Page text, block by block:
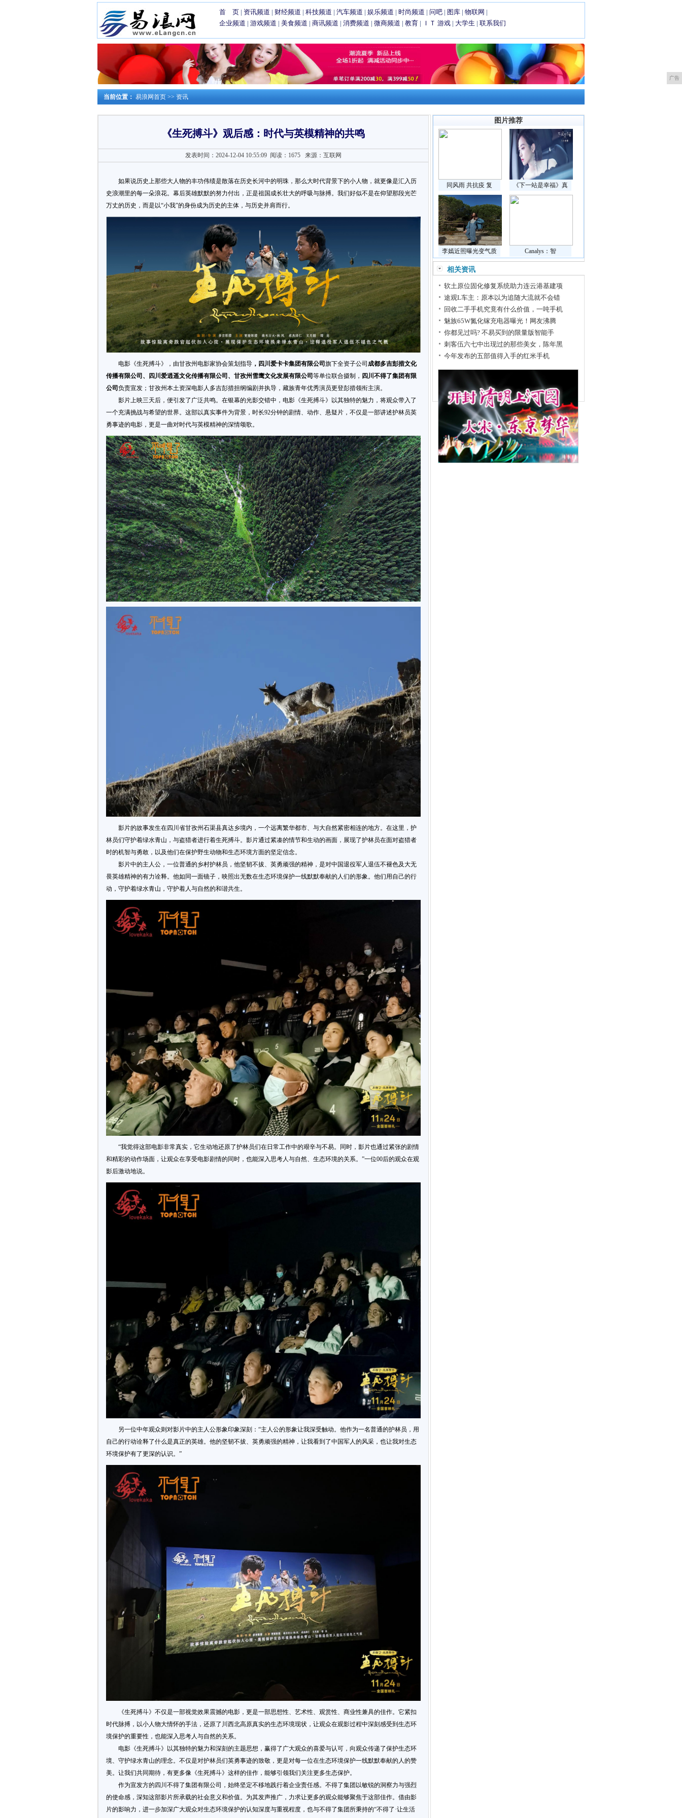
首 页 | 资讯频道 | 财经频道 | 科技频道 | 汽车频道 | 娱乐频道 | 时尚频道 | 问吧 | 图库 | 物联网 |
企业频道 | 游戏频道 | 美食频道 | 商讯频道 | 消费频道 | 微商频道 | 教育 | ＩＴ 游戏 | 大学生 | 联系我们
广告
当前位置： 易浪网首页 >> 资讯
《生死搏斗》观后感：时代与英模精神的共鸣
发表时间：2024-12-04 10:55:09 阅读：1675 来源：互联网
如果说历史上那些大人物的丰功伟绩是散落在历史长河中的明珠，那么大时代背景下的小人物，就更像是汇入历
史浪潮里的每一朵浪花。幕后英雄默默的努力付出，正是祖国成长壮大的呼吸与脉搏。我们好似不是在仰望那段光芒
万丈的历史，而是以“小我”的身份成为历史的主体，与历史并肩而行。
电影《生死搏斗》，由甘孜州电影家协会策划指导 ，四川爱卡卡集团有限公司 旗下全资子公司 成都多吉彭措文化
传播有限公司、四川爱逍遥文化传播有限公司、甘孜州雪鹰文化发展有限公司 等单位联合摄制， 四川不得了集团有限
公司 负责宣发；甘孜州本土资深电影人多吉彭措担纲编剧并执导，藏族青年优秀演员更登彭措领衔主演。
影片上映三天后，便引发了广泛共鸣。在银幕的光影交错中，电影《生死搏斗》以其独特的魅力，将观众带入了
一个充满挑战与希望的世界。这部以真实事件为背景，时长92分钟的剧情、动作、悬疑片，不仅是一部讲述护林员英
勇事迹的电影，更是一曲对时代与英模精神的深情颂歌。
影片的故事发生在四川省甘孜州石渠县真达乡境内，一个远离繁华都市、与大自然紧密相连的地方。在这里，护
林员们守护着绿水青山，与盗猎者进行着生死搏斗。影片通过紧凑的情节和生动的画面，展现了护林员在面对盗猎者
时的机智与勇敢，以及他们在保护野生动物和生态环境方面的坚定信念。
影片中的主人公，一位普通的乡村护林员，他坚韧不拔、英勇顽强的精神，是对中国退役军人退伍不褪色及大无
畏英雄精神的有力诠释。他如同一面镜子，映照出无数在生态环境保护一线默默奉献的人们的形象。他们用自己的行
动，守护着绿水青山，守护着人与自然的和谐共生。
“我觉得这部电影非常真实，它生动地还原了护林员们在日常工作中的艰辛与不易。同时，影片也通过紧张的剧情
和精彩的动作场面，让观众在享受电影剧情的同时，也能深入思考人与自然、生态环境的关系。”一位00后的观众在观
影后激动地说。
另一位中年观众则对影片中的主人公形象印象深刻：“主人公的形象让我深受触动。他作为一名普通的护林员，用
自己的行动诠释了什么是真正的英雄。他的坚韧不拔、英勇顽强的精神，让我看到了中国军人的风采，也让我对生态
环境保护有了更深的认识。”
《生死搏斗》不仅是一部视觉效果震撼的电影，更是一部思想性、艺术性、观赏性、商业性兼具的佳作。它紧扣
时代脉搏，以小人物大情怀的手法，还原了川西北高原真实的生态环境现状，让观众在观影过程中深刻感受到生态环
境保护的重要性，也能深入思考人与自然的关系。
电影《生死搏斗》以其独特的魅力和深刻的主题思想，赢得了广大观众的喜爱与认可，向观众传递了保护生态环
境、守护绿水青山的理念。不仅是对护林员们英勇事迹的致敬，更是对每一位在生态环境保护一线默默奉献的人的赞
美。让我们共同期待，有更多像《生死搏斗》这样的佳作，能够引领我们关注更多生态保护。
作为宣发方的四川不得了集团有限公司，始终坚定不移地践行着企业责任感。不得了集团以敏锐的洞察力与强烈
的使命感，深知这部影片所承载的社会意义和价值。为其发声推广，力求让更多的观众能够聚焦于这部佳作。借由影
片的影响力，进一步加深广大观众对生态环境保护的认知深度与重视程度，也与不得了集团所秉持的“不得了·让生活
图片推荐
同风雨 共抗疫 复 《下一站是幸福》真
李嫣近照曝光变气质 Canalys：智
相关资讯
软土原位固化修复系统助力连云港基建项
途观L车主：原本以为追随大流就不会错
回收二手手机究竟有什么价值，一吨手机
魅族65W氮化镓充电器曝光！网友沸腾
你都见过吗? 不易买到的限量版智能手
刺客伍六七中出现过的那些美女，陈年黑
今年发布的五部值得入手的红米手机